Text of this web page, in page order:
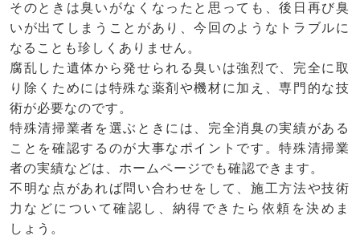
そのときは臭いがなくなったと思っても、後日再び臭
いが出てしまうことがあり、今回のようなトラブルに
なることも珍しくありません。
腐乱した遺体から発せられる臭いは強烈で、完全に取
り除くためには特殊な薬剤や機材に加え、専門的な技
術が必要なのです。
特殊清掃業者を選ぶときには、完全消臭の実績がある
ことを確認するのが大事なポイントです。特殊清掃業
者の実績などは、ホームページでも確認できます。
不明な点があれば問い合わせをして、施工方法や技術
力などについて確認し、納得できたら依頼を決めま
しょう。